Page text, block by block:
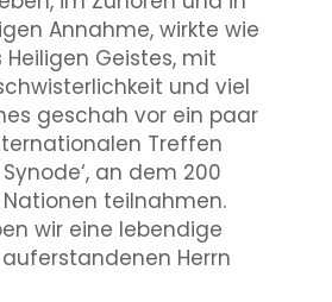
Annahme, wirkte wie
Geistes, mit
und viel
geschah vor ein paar
Treffen
an dem 200
teilnahmen.
wir eine lebendige
Herrn